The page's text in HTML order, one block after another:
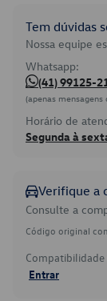
Tem dúvidas
Nossa equipe
Whatsapp:
(41) 99125-
(apenas
Horário de
Segunda à
Verifique a
Consulte a
Código original
Entrar